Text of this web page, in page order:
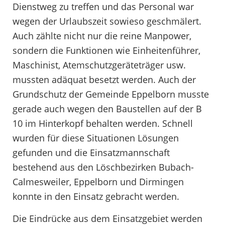
Dienstweg zu treffen und das Personal war
wegen der Urlaubszeit sowieso geschmälert.
Auch zählte nicht nur die reine Manpower,
sondern die Funktionen wie Einheitenführer,
Maschinist, Atemschutzgeräteträger usw.
mussten adäquat besetzt werden. Auch der
Grundschutz der Gemeinde Eppelborn musste
gerade auch wegen den Baustellen auf der B
10 im Hinterkopf behalten werden. Schnell
wurden für diese Situationen Lösungen
gefunden und die Einsatzmannschaft
bestehend aus den Löschbezirken Bubach-
Calmesweiler, Eppelborn und Dirmingen
konnte in den Einsatz gebracht werden.
Die Eindrücke aus dem Einsatzgebiet werden